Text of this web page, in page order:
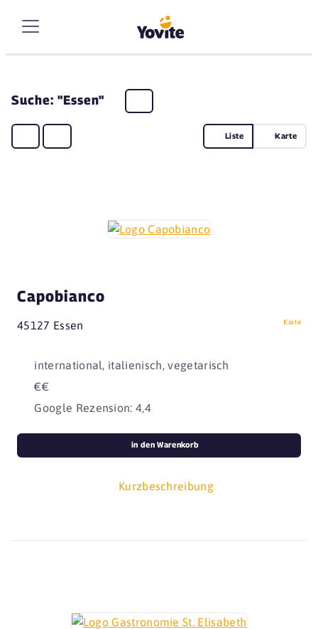
Suche: "Essen"
Liste Karte
Capobianco
45127 Essen Karte
international, italienisch, vegetarisch
€€
Google Rezension: 4,4
Kurzbeschreibung
in den Warenkorb